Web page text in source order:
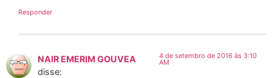
Responder
NAIR EMERIM GOUVEA
disse:
4 de setembro de 2016 às 3:10
AM